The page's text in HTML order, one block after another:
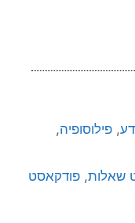
,פילוסופיה,
שאלות,פודקאסט